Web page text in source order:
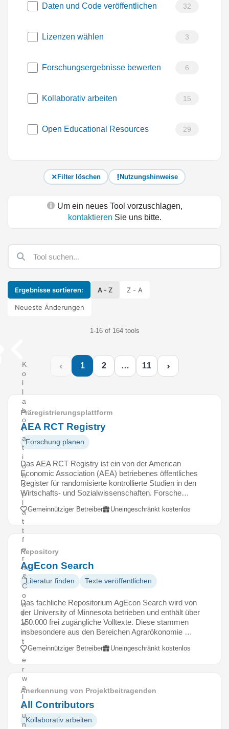
Daten und Code veröffentlichen 32
Lizenzen wählen 3
Forschungsergebnisse bewerten 6
Kollaborativ arbeiten 15
Open Educational Resources 29
Filter löschen Nutzungshinweise
Um ein neues Tool vorzuschlagen,
kontaktieren Sie uns bitte.
Ergebnisse sortieren: A - Z Z - A
Neueste Änderungen
1-16 of 164 tools
K
o
l
l
a
b
o
r
a
t
i
o
n
s
p
l
a
t
t
f
o
r
m
&
C
o
n
t
e
n
t
v
e
r
w
a
l
t
u
n
‹ 1 2 … 11 ›
Präregistrierungsplattform
AEA RCT Registry
Forschung planen
Das AEA RCT Registry ist ein von der American
Economic Association (AEA) betriebenes öffentliches
Register für randomisierte kontrollierte Studien in den
Wirtschafts- und Sozialwissenschaften. Forsche…
Gemeinnütziger Betreiber Uneingeschränkt kostenlos
Repository
AgEcon Search
Literatur finden Texte veröffentlichen
Das fachliche Repositorium AgEcon Search wird von
der University of Minnesota betrieben und enthält über
150.000 frei zugängliche Volltexte. Diese stammen
insbesondere aus den Bereichen Agrarökonomie …
Gemeinnütziger Betreiber Uneingeschränkt kostenlos
Anerkennung von Projektbeitragenden
All Contributors
Kollaborativ arbeiten